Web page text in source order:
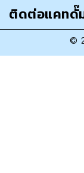
ติดต่อแคทดั๊
©